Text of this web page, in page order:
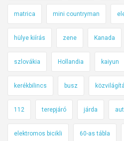
matrica mini countryman
hülye kiírás zene Kanada
szlovákia Hollandia kaiyun
kerékbilincs busz
112 terepjáró járda
elektromos bicikli 60-as tábla